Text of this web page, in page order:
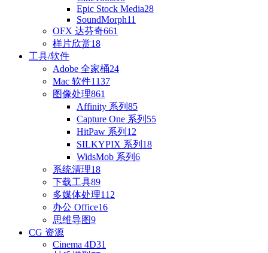
Epic Stock Media28
SoundMorph11
OFX 达芬奇661
样片欣赏18
工具/软件
Adobe 全家桶24
Mac 软件1137
图像处理861
Affinity 系列 85
Capture One 系列 55
HitPaw 系列 12
SILKYPIX 系列 18
WidsMob 系列 6
系统清理18
下载工具89
多媒体处理112
办公 Office16
思维导图9
CG 资源
Cinema 4D31